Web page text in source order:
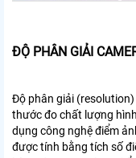
ĐỘ PHÂN GIẢI
Độ phân giải
thước đo chất lượng
dụng công nghệ điểm
được tính bằng tích số